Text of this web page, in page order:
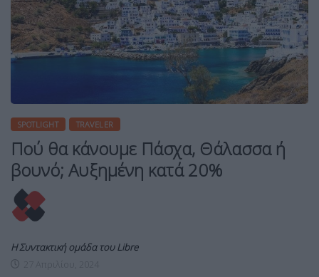
SPOTLIGHT TRAVELER
Πού θα κάνουμε Πάσχα, Θάλασσα ή
βουνό; Αυξημένη κατά 20%
Η Συντακτική ομάδα του Libre